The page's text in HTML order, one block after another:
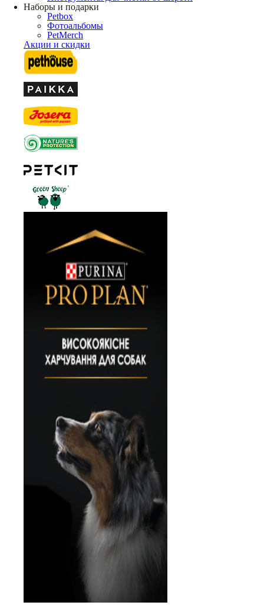
Наборы и подарки
Petbox
Фотоальбомы
PetMerch
Акции и скидки